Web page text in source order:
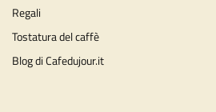
Regali
Tostatura del caffè
Blog di Cafedujour.it